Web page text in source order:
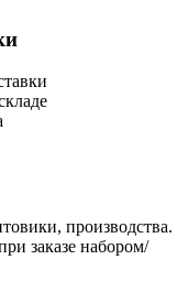
производства.
заказе набором/